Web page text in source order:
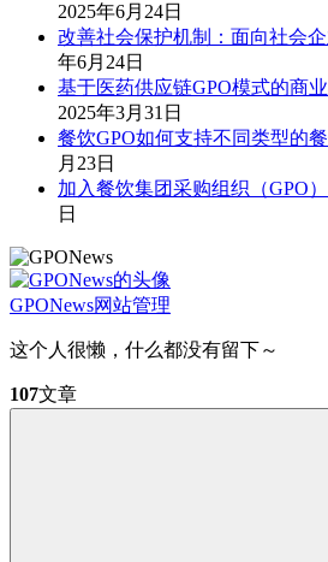
2025年6月24日
改善社会保护机制：面向社会
年6月24日
基于医药供应链GPO模式的商
2025年3月31日
餐饮GPO如何支持不同类型的
月23日
加入餐饮集团采购组织（GPO
日
GPONews网站管理
这个人很懒，什么都没有留下～
107文章